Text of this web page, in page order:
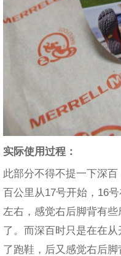
实际使用过程：
此部分不得不提一下深
百公里从17号开始，16
左右，感觉右后脚背有
了。而深百时只是在在
了跑鞋，后又感觉右后